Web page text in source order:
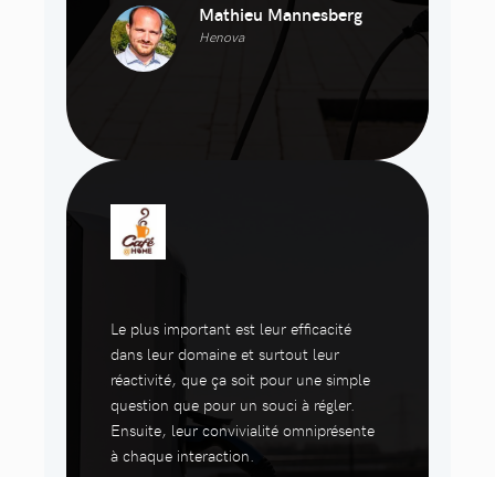
Mathieu Mannesberg
Henova
Le plus important est leur efficacité
dans leur domaine et surtout leur
réactivité, que ça soit pour une simple
question que pour un souci à régler.
Ensuite, leur convivialité omniprésente
à chaque interaction.